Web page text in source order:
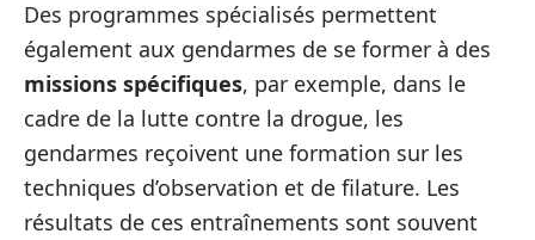
Des programmes spécialisés permettent
également aux gendarmes de se former à des
missions spécifiques, par exemple, dans le
cadre de la lutte contre la drogue, les
gendarmes reçoivent une formation sur les
techniques d’observation et de filature. Les
résultats de ces entraînements sont souvent